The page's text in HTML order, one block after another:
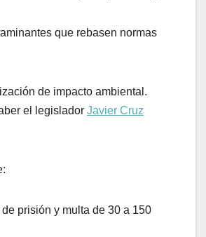
que rebasen normas
de impacto ambiental.
el legislador Javier Cruz
prisión y multa de 30 a 150